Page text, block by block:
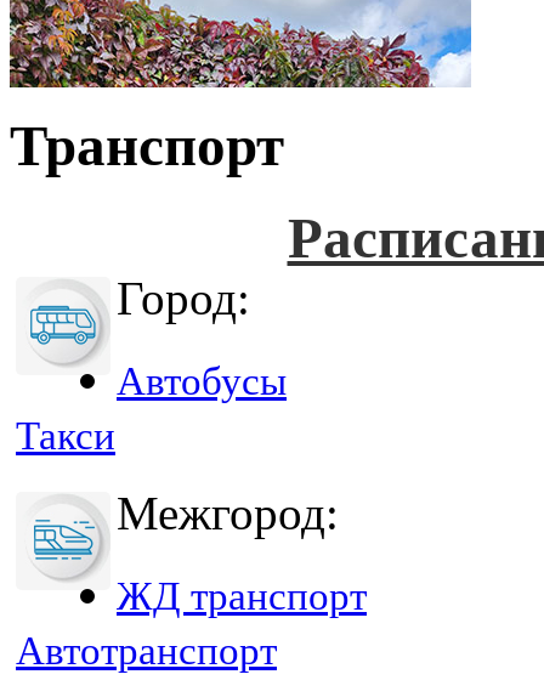
Транспорт
Город:
Автобусы
Такси
Межгород:
ЖД транспорт
Автотранспорт